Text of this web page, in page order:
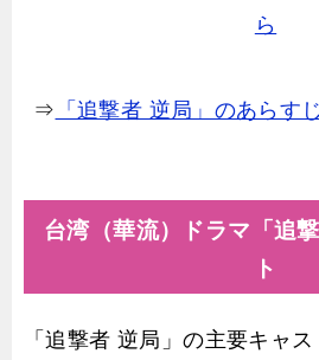
ら
⇒ 「追撃者 逆局」のあらす
台湾（華流）ドラマ「追
ト
「追撃者 逆局」の主要キャ